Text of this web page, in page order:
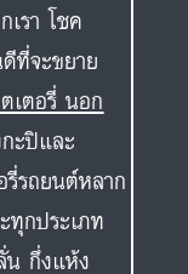
รา โชค
ที่จะขยาย
เตอรี่ นอก
ะปิและ
รี่รถยนต์หลาก
ทุกประเภท
น กึ่งแห้ง